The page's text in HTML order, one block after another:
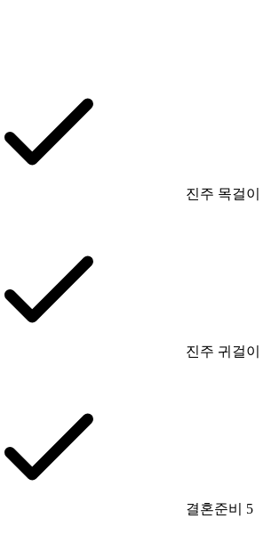
진주 목걸이
진주 귀걸이
결혼준비 5